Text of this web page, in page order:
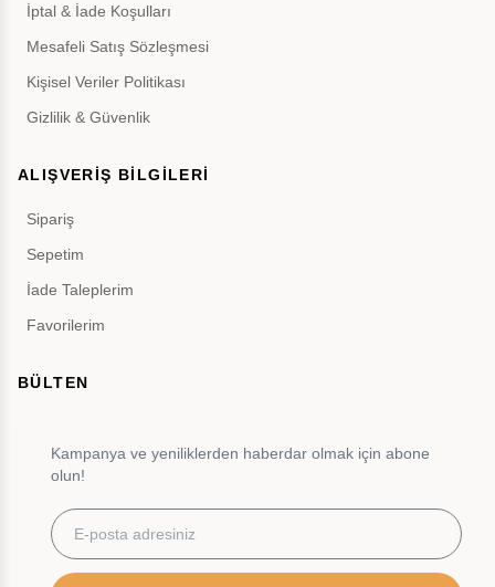
İptal & İade Koşulları
Mesafeli Satış Sözleşmesi
Kişisel Veriler Politikası
Gizlilik & Güvenlik
ALIŞVERİŞ BİLGİLERİ
Sipariş
Sepetim
İade Taleplerim
Favorilerim
BÜLTEN
Kampanya ve yeniliklerden haberdar olmak için abone
olun!